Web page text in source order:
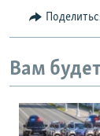
Вам